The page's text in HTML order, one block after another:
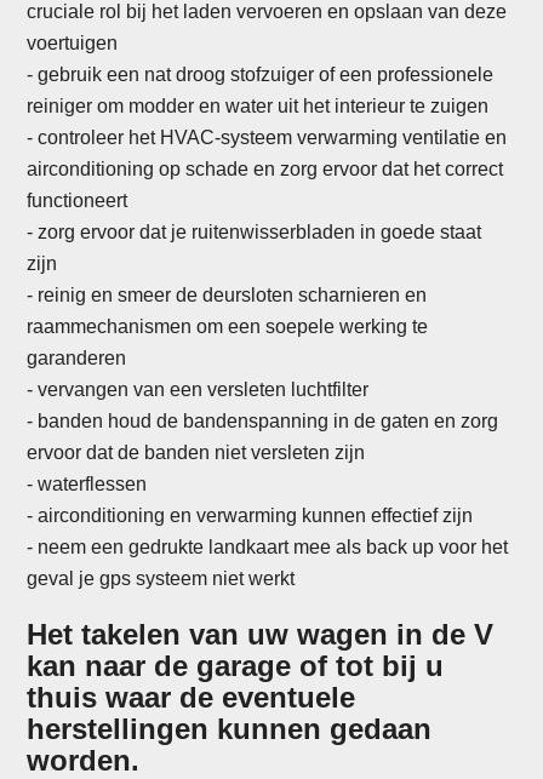
cruciale rol bij het laden vervoeren en opslaan van deze
voertuigen
- gebruik een nat droog stofzuiger of een professionele
reiniger om modder en water uit het interieur te zuigen
- controleer het HVAC-systeem verwarming ventilatie en
airconditioning op schade en zorg ervoor dat het correct
functioneert
-zorg ervoor dat je ruitenwisserbladen in goede staat
zijn
- reinig en smeer de deursloten scharnieren en
raammechanismen om een soepele werking te
garanderen
- vervangen van een versleten luchtfilter
- banden houd de bandenspanning in de gaten en zorg
ervoor dat de banden niet versleten zijn
- waterflessen
-airconditioning en verwarming kunnen effectief zijn
- neem een gedrukte landkaart mee als back up voor het
geval je gps systeem niet werkt
Het takelen van uw wagen in de V
kan naar de garage of tot bij u
thuis waar de eventuele
herstellingen kunnen gedaan
worden.